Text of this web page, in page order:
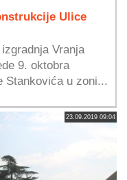
Ulice
Vranja
9. oktobra
Stankovića u zoni...
23.09.2019 09:04